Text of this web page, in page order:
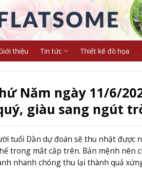
thiệu Tin tức Thiết kế đồ họa
Năm ngày 11/6/
giàu sang ngút
tuổi Dần dự đoán sẽ thu nhặt được
trong mắt cấp trên. Bản mệnh nên
nhanh chóng thu lại thành quả